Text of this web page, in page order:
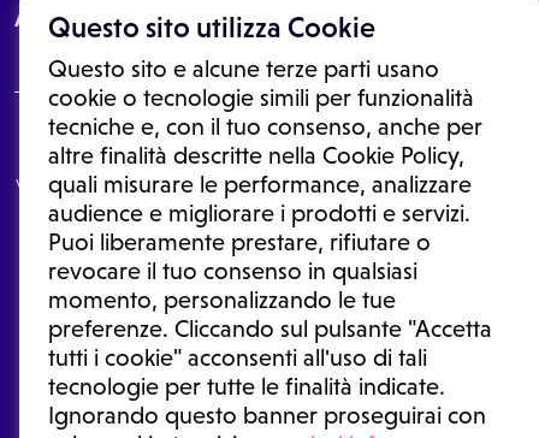
Questo sito utilizza Cookie
Questo sito e alcune terze parti usano
cookie o tecnologie simili per funzionalità
tecniche e, con il tuo consenso, anche per
altre finalità descritte nella Cookie Policy,
quali misurare le performance, analizzare
audience e migliorare i prodotti e servizi.
Puoi liberamente prestare, rifiutare o
revocare il tuo consenso in qualsiasi
momento, personalizzando le tue
preferenze. Cliccando sul pulsante "Accetta
tutti i cookie" acconsenti all'uso di tali
tecnologie per tutte le finalità indicate.
Ignorando questo banner proseguirai con
About
Le informazioni proposte in questo sito non sono un consulto medico.
In nessun caso, queste informazioni sostituiscono un consulto, una
visita o una diagnosi formulata dal medico. Non si devono considerare
le informazioni disponibili come suggerimenti per la formulazione di
una diagnosi, la determinazione di un trattamento o l'assunzione o
sospensione di un farmaco senza prima consultare un medico di
medicina generale o uno specialista.
Condizioni di utilizzo|Privacy Policy |Gestione cookie
Ⓒ 2026 | Tutti i diritti riservati.